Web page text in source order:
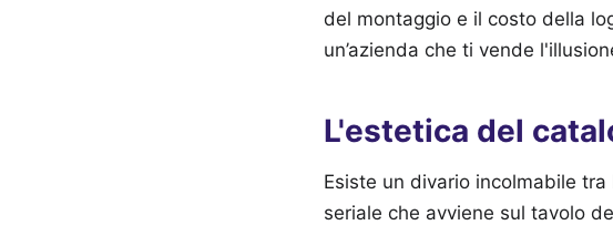
del montaggio e il costo della
un’azienda che ti vende
L'estetica del
Esiste un divario incolmabile
seriale che avviene sul tavolo